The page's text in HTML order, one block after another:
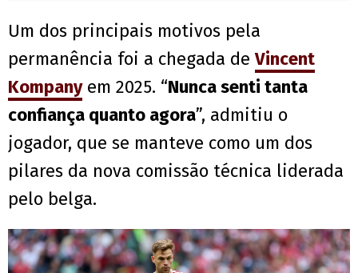
Um dos principais motivos pela
permanência foi a chegada deVincent
Kompanyem 2025. “Nunca senti tanta
confiança quanto agora”, admitiu o
jogador, que se manteve como um dos
pilares da nova comissão técnica liderada
pelo belga.